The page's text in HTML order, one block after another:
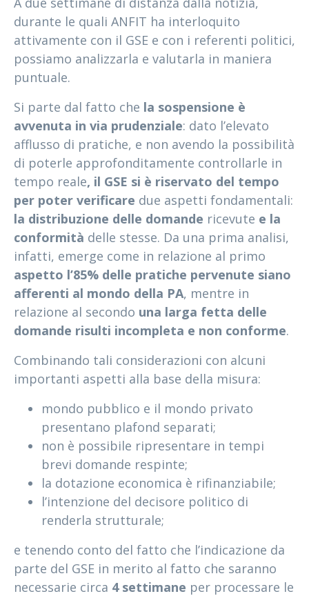
durante le quali ANFIT ha interloquito
attivamente con il GSE e con i referenti politici,
possiamo analizzarla e valutarla in maniera
puntuale.
Si parte dal fatto che la sospensione è
avvenuta in via prudenziale: dato l’elevato
afflusso di pratiche, e non avendo la possibilità
di poterle approfonditamente controllarle in
tempo reale, il GSE si è riservato del tempo
per poter verificare due aspetti fondamentali:
la distribuzione delle domande ricevute e la
conformità delle stesse. Da una prima analisi,
infatti, emerge come in relazione al primo
aspetto l’85% delle pratiche pervenute siano
afferenti al mondo della PA, mentre in
relazione al secondo una larga fetta delle
domande risulti incompleta e non conforme.
Combinando tali considerazioni con alcuni
importanti aspetti alla base della misura:
mondo pubblico e il mondo privato
presentano plafond separati;
non è possibile ripresentare in tempi
brevi domande respinte;
la dotazione economica è rifinanziabile;
l’intenzione del decisore politico di
renderla strutturale;
e tenendo conto del fatto che l’indicazione da
parte del GSE in merito al fatto che saranno
necessarie circa 4 settimane per processare le